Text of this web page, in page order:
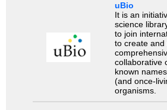
uBio
It is an
science
to join
to create and
collaborative
known
(and once-
organisms.